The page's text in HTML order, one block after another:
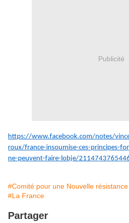
Publicité
https://www.facebook.com/notes/
roux/france-insoumise-ces-principes-
ne-peuvent-faire-lobje/
#Comité pour une Nouvelle résistance
#La France
Partager